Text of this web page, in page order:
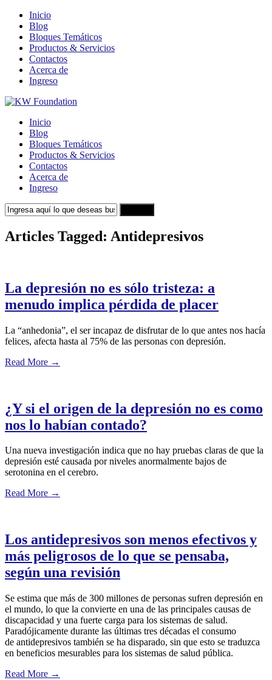
Inicio
Blog
Bloques Temáticos
Productos & Servicios
Contactos
Acerca de
Ingreso
Inicio
Blog
Bloques Temáticos
Productos & Servicios
Contactos
Acerca de
Ingreso
Articles Tagged: Antidepresivos
La depresión no es sólo tristeza: a
menudo implica pérdida de placer
La “anhedonia”, el ser incapaz de disfrutar de lo que antes nos hacía
felices, afecta hasta al 75% de las personas con depresión.
Read More →
¿Y si el origen de la depresión no es como
nos lo habían contado?
Una nueva investigación indica que no hay pruebas claras de que la
depresión esté causada por niveles anormalmente bajos de
serotonina en el cerebro.
Read More →
Los antidepresivos son menos efectivos y
más peligrosos de lo que se pensaba,
según una revisión
Se estima que más de 300 millones de personas sufren depresión en
el mundo, lo que la convierte en una de las principales causas de
discapacidad y una fuerte carga para los sistemas de salud.
Paradójicamente durante las últimas tres décadas el consumo
de antidepresivos también se ha disparado, sin que esto se traduzca
en beneficios mesurables para los sistemas de salud pública.
Read More →